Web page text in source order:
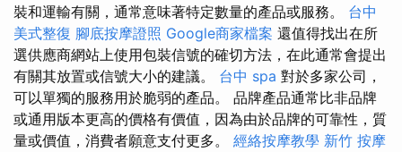
裝和運輸有關，通常意味著特定數量的產品或服務。 台中
美式整復 腳底按摩證照 Google商家檔案 還值得找出在所
選供應商網站上使用包裝信號的確切方法，在此通常會提出
有關其放置或信號大小的建議。 台中 spa 對於多家公司，
可以單獨的服務用於脆弱的產品。 品牌產品通常比非品牌
或通用版本更高的價格有價值，因為由於品牌的可靠性，質
量或價值，消費者願意支付更多。 經絡按摩教學 新竹 按摩